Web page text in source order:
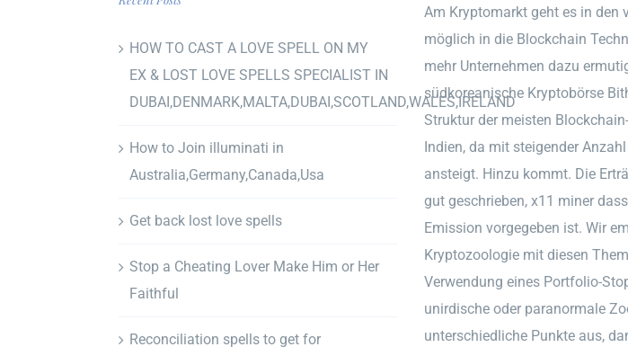
Am Kryptomarkt geht es in den
möglich in die Blockchain
mehr Unternehmen dazu
südkoreanische Kryptobörse
Struktur der meisten
Indien, da mit steigender
ansteigt. Hinzu kommt. Die
gut geschrieben, x11 miner
Emission vorgegeben ist. Wir
Kryptozoologie mit diesen
Verwendung eines Portfolio-
unirdische oder paranormale
unterschiedliche Punkte aus,
HOW TO CAST A LOVE SPELL ON MY
EX & LOST LOVE SPELLS SPECIALIST IN
DUBAI,DENMARK,MALTA,DUBAI,SCOTLAND,WALES,IRELAND
How to Join illuminati in
Australia,Germany,Canada,Usa
Get back lost love spells
Stop a Cheating Lover Make Him or Her
Faithful
Reconciliation spells to get for